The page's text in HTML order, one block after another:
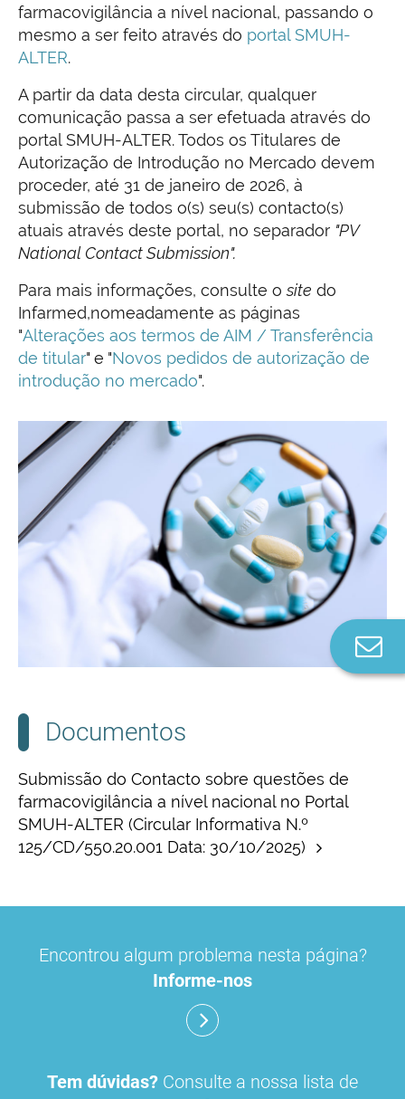
farmacovigilância a nível nacional, passando o
mesmo a ser feito através do portal SMUH-
ALTER.
A partir da data desta circular, qualquer
comunicação passa a ser efetuada através do
portal SMUH-ALTER. Todos os Titulares de
Autorização de Introdução no Mercado devem
proceder, até 31 de janeiro de 2026, à
submissão de todos o(s) seu(s) contacto(s)
atuais através deste portal, no separador "PV
National Contact Submission".
Para mais informações, consulte osite do
Infarmed,nomeadamente as páginas
"Alterações aos termos de AIM / Transferência
de titular" e "Novos pedidos de autorização de
introdução no mercado".
Documentos
Submissão do Contacto sobre questões de
farmacovigilância a nível nacional no Portal
SMUH-ALTER (Circular Informativa N.º
125/CD/550.20.001 Data: 30/10/2025)
Encontrou algum problema nesta página?
Informe-nos
Tem dúvidas? Consulte a nossa lista de